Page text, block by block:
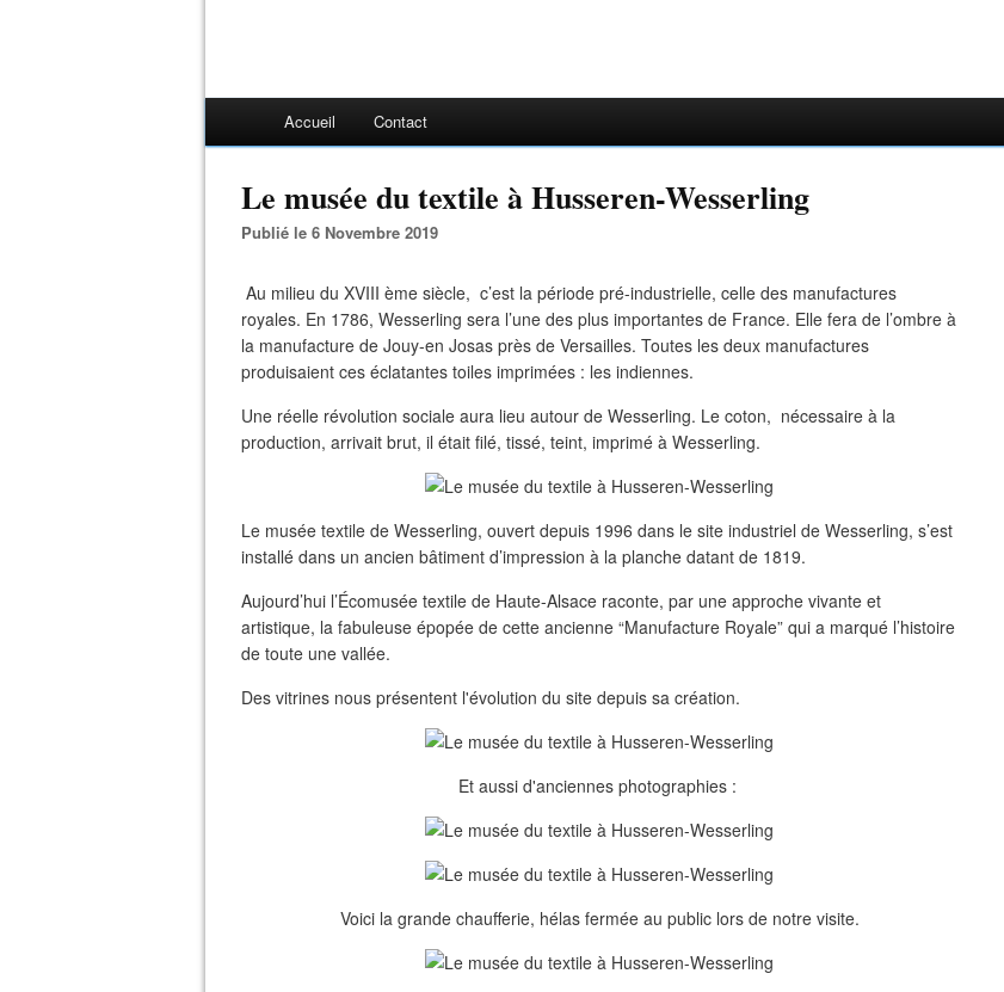
Accueil Contact
Le musée du textile à Husseren-Wesserling
Publié le 6 Novembre 2019
Au milieu du XVIII ème siècle, c’est la période pré-industrielle, celle des manufactures
royales. En 1786, Wesserling sera l’une des plus importantes de France. Elle fera de l’ombre à
la manufacture de Jouy-en Josas près de Versailles. Toutes les deux manufactures
produisaient ces éclatantes toiles imprimées : les indiennes.
Une réelle révolution sociale aura lieu autour de Wesserling. Le coton, nécessaire à la
production, arrivait brut, il était filé, tissé, teint, imprimé à Wesserling.
Le musée textile de Wesserling, ouvert depuis 1996 dans le site industriel de Wesserling, s’est
installé dans un ancien bâtiment d’impression à la planche datant de 1819.
Aujourd’hui l’Écomusée textile de Haute-Alsace raconte, par une approche vivante et
artistique, la fabuleuse épopée de cette ancienne “Manufacture Royale” qui a marqué l’histoire
de toute une vallée.
Des vitrines nous présentent l'évolution du site depuis sa création.
Et aussi d'anciennes photographies :
Voici la grande chaufferie, hélas fermée au public lors de notre visite.